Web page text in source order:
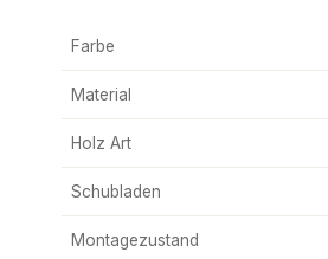
Farbe
Material
Holz Art
Schubladen
Montagezustand